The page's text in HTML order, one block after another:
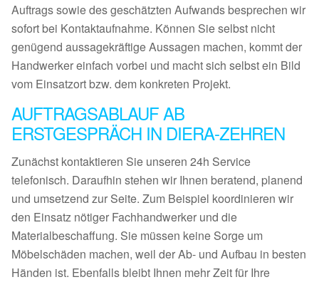
Auftrags sowie des geschätzten Aufwands besprechen wir
sofort bei Kontaktaufnahme. Können Sie selbst nicht
genügend aussagekräftige Aussagen machen, kommt der
Handwerker einfach vorbei und macht sich selbst ein Bild
vom Einsatzort bzw. dem konkreten Projekt.
AUFTRAGSABLAUF AB
ERSTGESPRÄCH IN DIERA-ZEHREN
Zunächst kontaktieren Sie unseren 24h Service
telefonisch. Daraufhin stehen wir Ihnen beratend, planend
und umsetzend zur Seite. Zum Beispiel koordinieren wir
den Einsatz nötiger Fachhandwerker und die
Materialbeschaffung. Sie müssen keine Sorge um
Möbelschäden machen, weil der Ab- und Aufbau in besten
Händen ist. Ebenfalls bleibt Ihnen mehr Zeit für Ihre